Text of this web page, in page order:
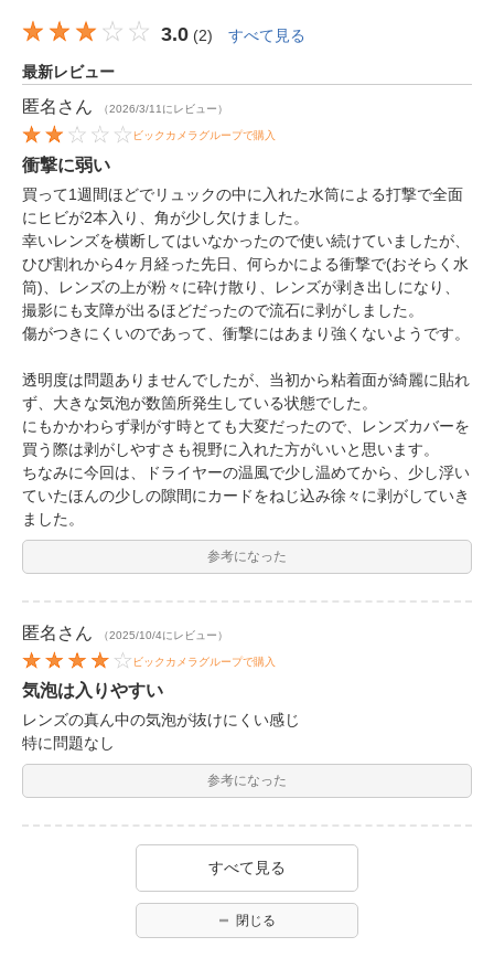
3.0 (2) すべて見る
最新レビュー
匿名 さん （2026/3/11にレビュー）
ビックカメラグループで購入
衝撃に弱い
買って1週間ほどでリュックの中に入れた水筒による打撃で全面
にヒビが2本入り、角が少し欠けました。
幸いレンズを横断してはいなかったので使い続けていましたが、
ひび割れから4ヶ月経った先日、何らかによる衝撃で(おそらく水
筒)、レンズの上が粉々に砕け散り、レンズが剥き出しになり、
撮影にも支障が出るほどだったので流石に剥がしました。
傷がつきにくいのであって、衝撃にはあまり強くないようです。
透明度は問題ありませんでしたが、当初から粘着面が綺麗に貼れ
ず、大きな気泡が数箇所発生している状態でした。
にもかかわらず剥がす時とても大変だったので、レンズカバーを
買う際は剥がしやすさも視野に入れた方がいいと思います。
ちなみに今回は、ドライヤーの温風で少し温めてから、少し浮い
ていたほんの少しの隙間にカードをねじ込み徐々に剥がしていき
ました。
参考になった
匿名 さん （2025/10/4にレビュー）
ビックカメラグループで購入
気泡は入りやすい
レンズの真ん中の気泡が抜けにくい感じ
特に問題なし
参考になった
すべて見る
閉じる